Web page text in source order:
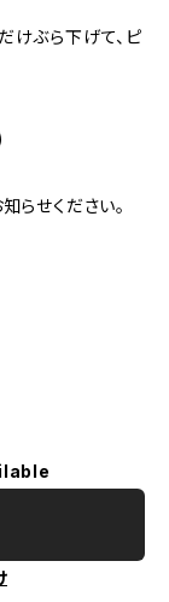
けぶら下げて、ピ
らせください。